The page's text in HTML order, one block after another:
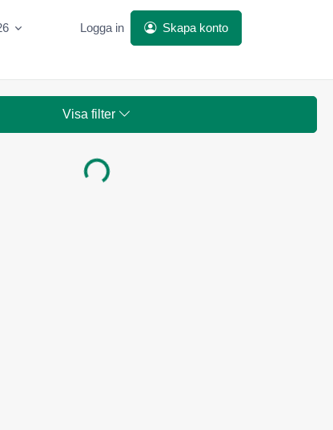
Logga in Skapa konto
Visa filter
Laddar...